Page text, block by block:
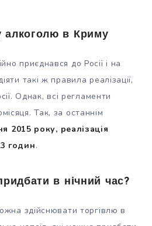
алкоголю в Криму
приєднався до Росії і на
такі ж правила реалізації,
Однак, всі регламенти
Так, за останнім
2015 року, реалізація
годин.
в нічний час?
здійснювати торгівлю в